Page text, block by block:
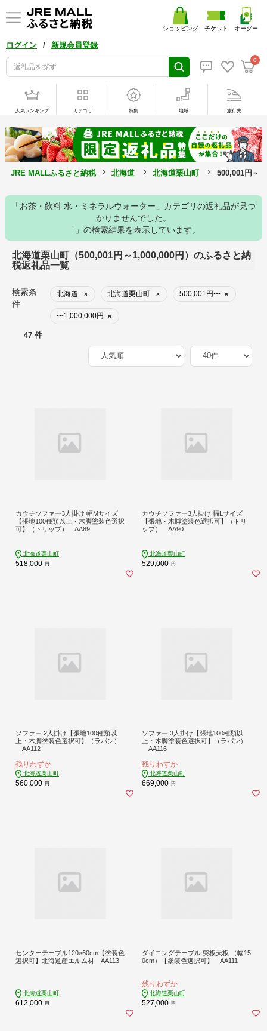
ログイン / 新規会員登録
0
ショッピング チケット オーダー
人気ランキング カテゴリ 特集 地域 旅行先
JRE MALLふるさと納税 北海道 北海道栗山町 500,001円～
「お茶・飲料 水・ミネラルウォーター」カテゴリの返礼品が見つ
かりませんでした。
「」の検索結果を表示しています。
北海道栗山町（500,001円～1,000,000円）のふるさと納
税返礼品一覧
検索条
件
北海道 × 北海道栗山町 × 500,001円〜 ×
〜1,000,000円 ×
47 件
カウチソファー3人掛け 幅Mサイズ
【張地100種類以上・木脚塗装色選択
可】（トリップ） AA89
北海道栗山町
518,000 円
カウチソファー3人掛け 幅Lサイズ
【張地・木脚塗装色選択可】（トリ
ップ） AA90
北海道栗山町
529,000 円
ソファー 2人掛け【張地100種類以
上・木脚塗装色選択可】（ラパン）
AA112
残りわずか
北海道栗山町
560,000 円
ソファー 3人掛け【張地100種類以
上・木脚塗装色選択可】（ラパン）
AA116
残りわずか
北海道栗山町
669,000 円
センターテーブル120×60cm【塗装色
選択可】北海道産エルム材 AA113
北海道栗山町
612,000 円
ダイニングテーブル 突板天板 （幅15
0cm）【塗装色選択可】 AA111
残りわずか
北海道栗山町
527,000 円